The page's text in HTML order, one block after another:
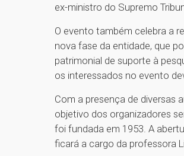
ex-ministro do Supremo
O evento também celebra a
nova fase da entidade, que
patrimonial de suporte à
os interessados no evento
Com a presença de diversas
objetivo dos organizadores
foi fundada em 1953. A
ficará a cargo da professora